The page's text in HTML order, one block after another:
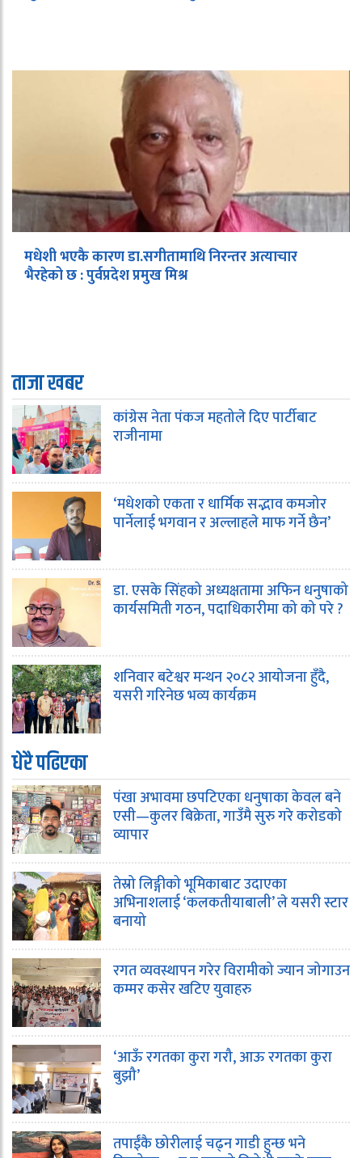
मधेशी भएकै कारण डा.सगीतामाथि निरन्तर अत्याचार
भैरहेको छ : पुर्वप्रदेश प्रमुख मिश्र
ताजा खबर
कांग्रेस नेता पंकज महतोले दिए पार्टीबाट
राजीनामा
‘मधेशको एकता र धार्मिक सद्भाव कमजोर
पार्नेलाई भगवान र अल्लाहले माफ गर्ने छैन’
डा. एसके सिंहको अध्यक्षतामा अफिन धनुषाको
कार्यसमिती गठन, पदाधिकारीमा को को परे ?
शनिवार बटेश्वर मन्थन २०८२ आयोजना हुँदै,
यसरी गरिनेछ भव्य कार्यक्रम
धेरै पढिएका
पंखा अभावमा छपटिएका धनुषाका केवल बने
एसी—कुलर बिक्रेता, गाउँमै सुरु गरे करोडको
व्यापार
तेस्रो लिङ्गीको भूमिकाबाट उदाएका
अभिनाशलाई ‘कलकतीयाबाली’ ले यसरी स्टार
बनायो
रगत व्यवस्थापन गरेर विरामीको ज्यान जोगाउन
कम्मर कसेर खटिए युवाहरु
‘आऊँ रगतका कुरा गरौ, आऊ रगतका कुरा
बुझौ’
तपाईंकै छोरीलाई चढ्न गाडी हुन्छ भने